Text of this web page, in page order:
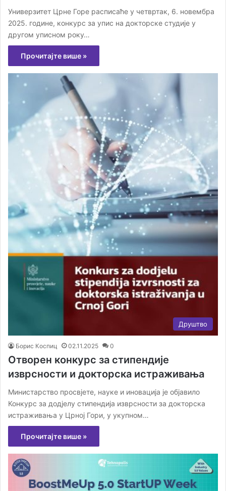
Универзитет Црне Горе расписаће у четвртак, 6. новембра
2025. године, конкурс за упис на докторске студије у
другом уписном року…
Прочитајте више »
Друштво
Борис Коспиц 02.11.2025 0
Отворен конкурс за стипендије
изврсности и докторска истраживања
Министарство просвјете, науке и иновација је објавило
Конкурс за додјелу стипендија изврсности за докторска
истраживања у Црној Гори, у укупном…
Прочитајте више »